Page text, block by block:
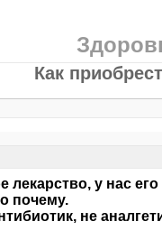
Как
лекарство, у нас
почему.
не